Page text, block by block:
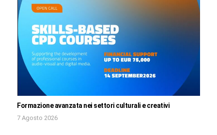
Formazione avanzata nei settori culturali e creativi
7 Agosto 2026